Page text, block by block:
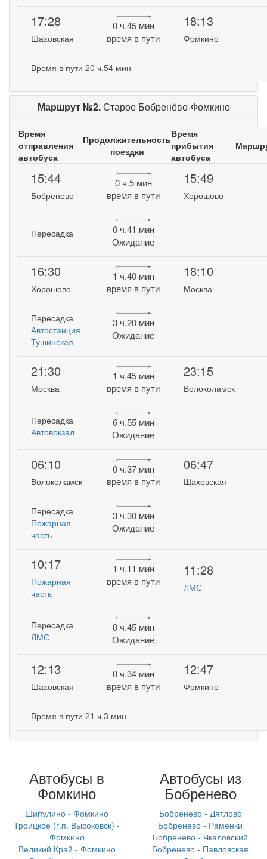
17:28
Шаховская
0 ч.45 мин
время в пути
18:13
Фомкино
Время в пути 20 ч.54 мин
Маршрут №2.Старое Бобренёво-Фомкино
Время
отправления
автобуса
Продолжительность
поездки
Время
прибытия
автобуса
15:44
Бобренево
0 ч.5 мин
время в пути
15:49
Хорошово
Пересадка
0 ч.41 мин
Ожидание
16:30
Хорошово
1 ч.40 мин
время в пути
18:10
Москва
Пересадка
Автостанция
Тушинская
3 ч.20 мин
Ожидание
21:30
Москва
1 ч.45 мин
время в пути
23:15
Волоколамск
Пересадка
Автовокзал
6 ч.55 мин
Ожидание
06:10
Волоколамск
0 ч.37 мин
время в пути
06:47
Шаховская
Пересадка
Пожарная
часть
3 ч.30 мин
Ожидание
10:17
Пожарная
часть
1 ч.11 мин
время в пути
11:28
ЛМС
Пересадка
ЛМС
0 ч.45 мин
Ожидание
12:13
Шаховская
0 ч.34 мин
время в пути
12:47
Фомкино
Время в пути 21 ч.3 мин
Автобусы в
Фомкино
Шипулино - Фомкино
Троицкое (г.п. Высоковск) -
Фомкино
Великий Край - Фомкино
Автобусы из
Бобренево
Бобренево - Дятлово
Бобренево - Раменки
Бобренево - Чкаловский
Бобренево - Павловская